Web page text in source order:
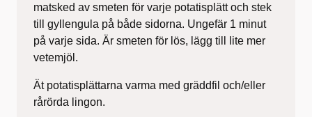
matsked av smeten för varje potatisplätt och stek
till gyllengula på både sidorna. Ungefär 1 minut
på varje sida. Är smeten för lös, lägg till lite mer
vetemjöl.
Ät potatisplättarna varma med gräddfil och/eller
rårörda lingon.